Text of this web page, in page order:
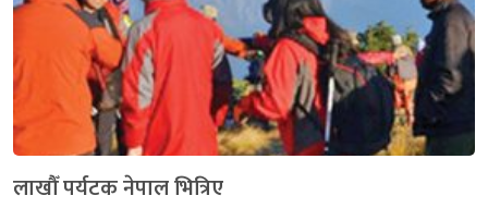
लाखौँ पर्यटक नेपाल भित्रिए